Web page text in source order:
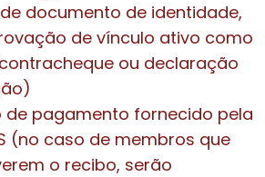
documento de identidade,
de vínculo ativo como
ou declaração
de pagamento fornecido pela
(no caso de membros que
o recibo, serão